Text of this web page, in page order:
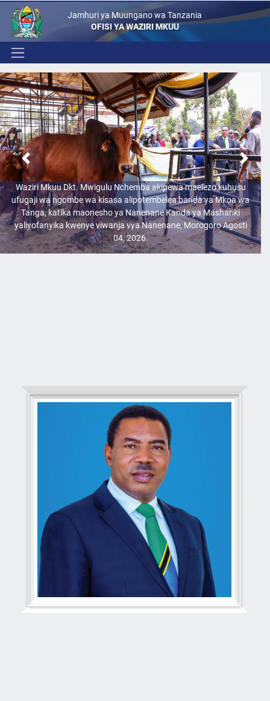
Jamhuri ya Muungano wa Tanzania
OFISI YA WAZIRI MKUU
Waziri Mkuu Dkt. Mwigulu Nchemba akipewa maelezo kuhusu
ufugaji wa ngombe wa kisasa alipotembelea banda ya Mkoa wa
Tanga, katika maonesho ya Nanenane Kanda ya Mashariki
yaliyofanyika kwenye viwanja vya Nanenane, Morogoro Agosti
04, 2026.
Previous Next